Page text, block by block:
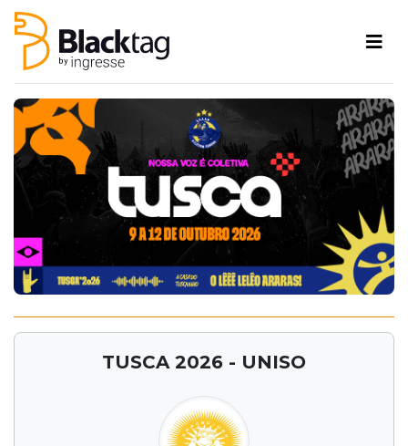
TUSCA 2026 - UNISO